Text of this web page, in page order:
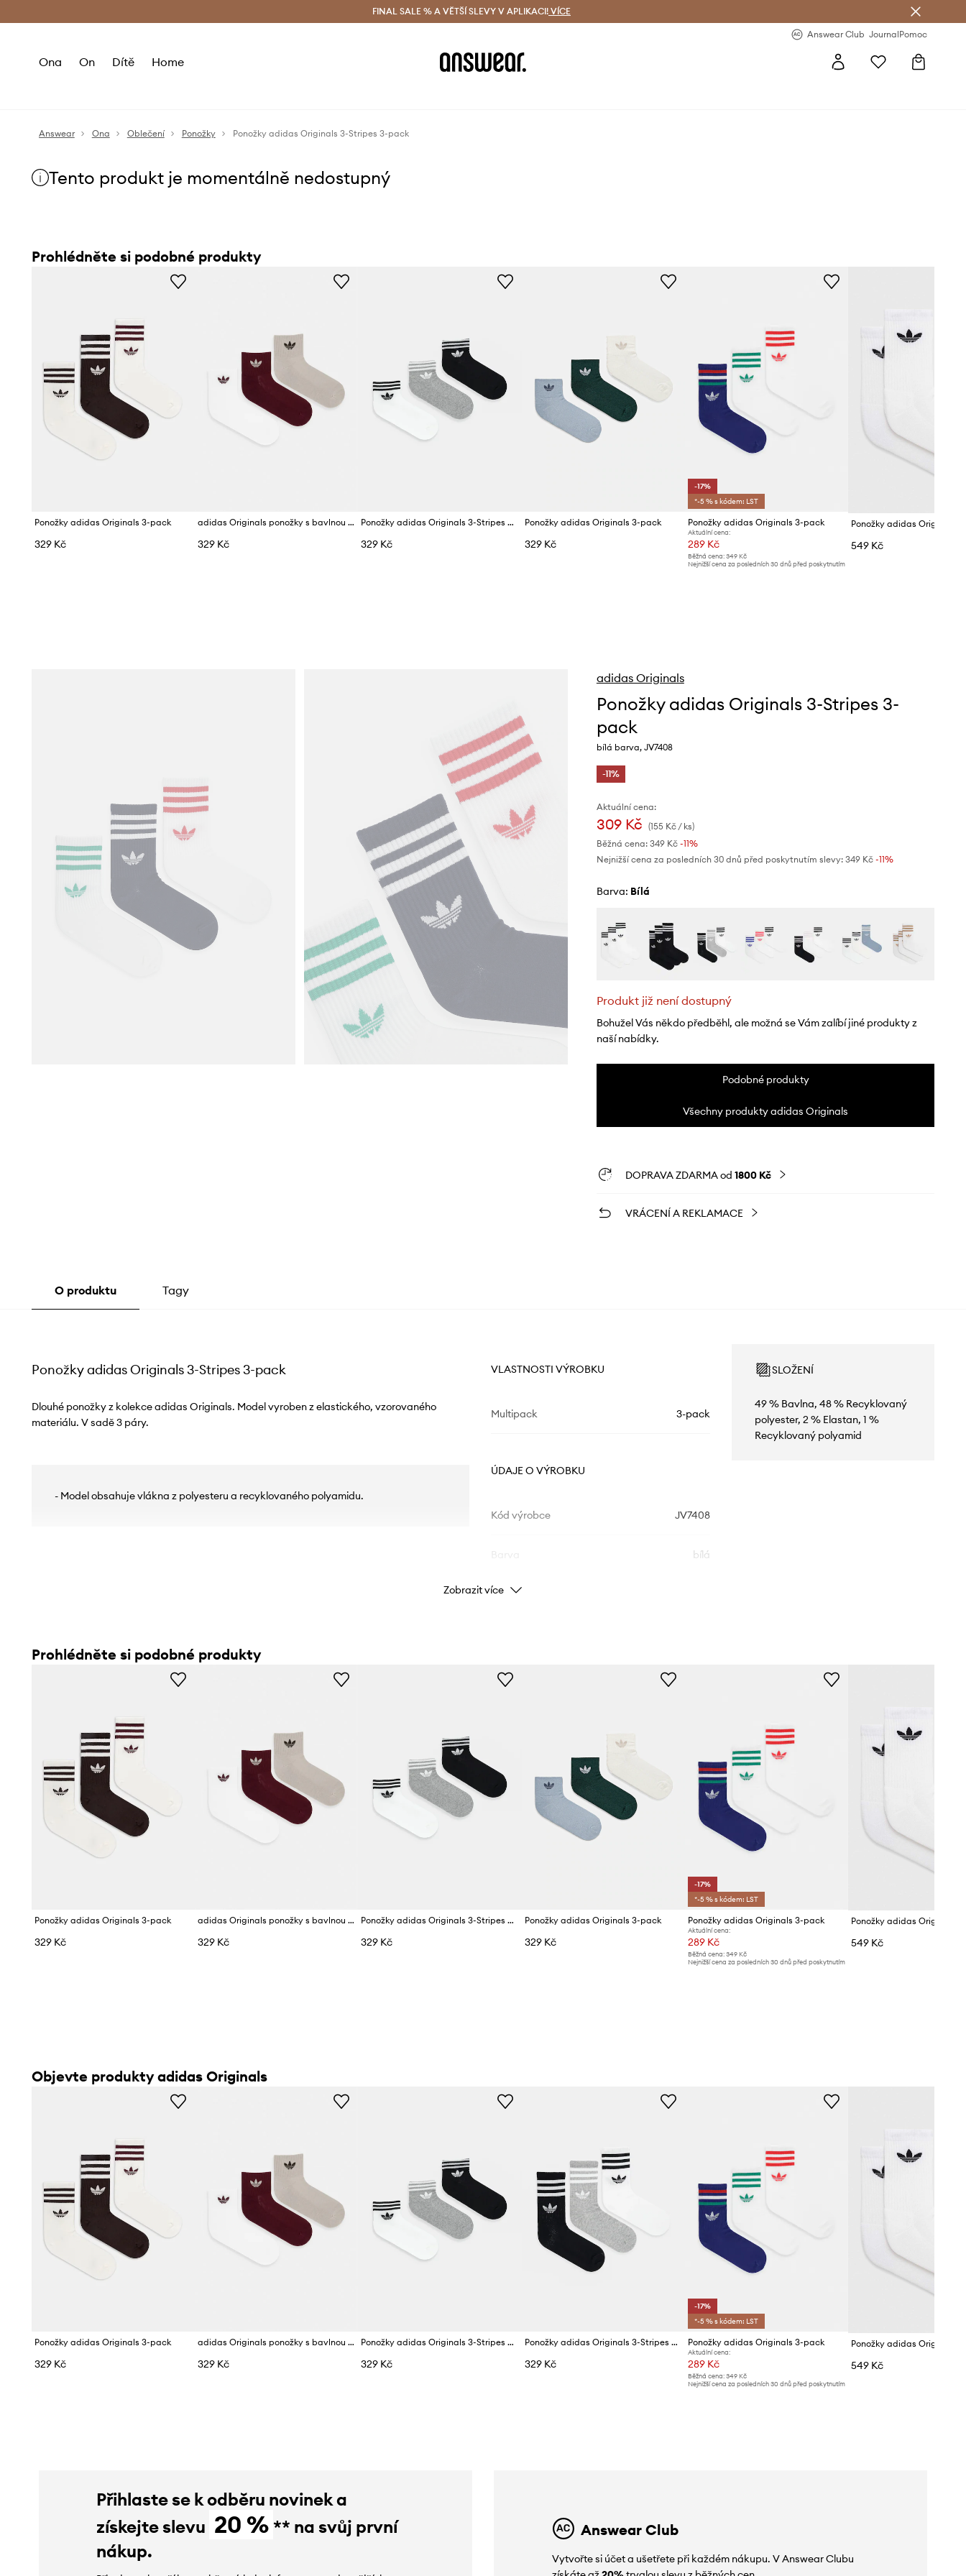
Doručení a vrácení zdarma (od 1800 Kč) Doručení i do 24 h
FINAL SALE % A VĚTŠÍ SLEVY V APLIKACI! VÍCE
Answear Club JournalPomoc
Ona On Dítě Home
Answear Ona Oblečení Ponožky Ponožky adidas Originals 3-Stripes 3-pack
Tento produkt je momentálně nedostupný
Prohlédněte si podobné produkty
Ponožky adidas Originals 3-pack
329 Kč
adidas Originals ponožky s bavlnou 3-pack
329 Kč
Ponožky adidas Originals 3-Stripes 3-pack
329 Kč
Ponožky adidas Originals 3-pack
329 Kč
-17%
*-5 % s kódem: LST
Ponožky adidas Originals 3-pack
Aktuální cena:
289 Kč
Běžná cena:349 Kč
Nejnižší cena za posledních 30 dnů před poskytnutím
Ponožky adidas Originals
549 Kč
adidas Originals
Ponožky adidas Originals 3-Stripes 3-
pack
bílá barva, JV7408
-11%
Aktuální cena:
309 Kč (155 Kč / ks)
Běžná cena: 349 Kč-11%
Nejnižší cena za posledních 30 dnů před poskytnutím slevy: 349 Kč -11%
Barva: bílá
Produkt již není dostupný
Bohužel Vás někdo předběhl, ale možná se Vám zalíbí jiné produkty z
naší nabídky.
Podobné produkty
Všechny produkty adidas Originals
DOPRAVA ZDARMA od 1800 Kč
VRÁCENÍ A REKLAMACE
O produktu Tagy
Ponožky adidas Originals 3-Stripes 3-pack
Dlouhé ponožky z kolekce adidas Originals. Model vyroben z elastického, vzorovaného
materiálu. V sadě 3 páry.
- Model obsahuje vlákna z polyesteru a recyklovaného polyamidu.
VLASTNOSTI VÝROBKU
Multipack 3-pack
ÚDAJE O VÝROBKU
Kód výrobce JV7408
bílá
Značka
ID produktu
SLOŽENÍ
49 % Bavlna, 48 % Recyklovaný
polyester, 2 % Elastan, 1 %
Recyklovaný polyamid
Zobrazit více
Prohlédněte si podobné produkty
Ponožky adidas Originals 3-pack
329 Kč
adidas Originals ponožky s bavlnou 3-pack
329 Kč
Ponožky adidas Originals 3-Stripes 3-pack
329 Kč
Ponožky adidas Originals 3-pack
329 Kč
-17%
*-5 % s kódem: LST
Ponožky adidas Originals 3-pack
Aktuální cena:
289 Kč
Běžná cena:349 Kč
Nejnižší cena za posledních 30 dnů před poskytnutím
Ponožky adidas Originals
549 Kč
Objevte produkty adidas Originals
Ponožky adidas Originals 3-pack
329 Kč
adidas Originals ponožky s bavlnou 3-pack
329 Kč
Ponožky adidas Originals 3-Stripes 3-pack
329 Kč
Ponožky adidas Originals 3-Stripes 3-pack
329 Kč
-17%
*-5 % s kódem: LST
Ponožky adidas Originals 3-pack
Aktuální cena:
289 Kč
Běžná cena:349 Kč
Nejnižší cena za posledních 30 dnů před poskytnutím
Ponožky adidas Originals
549 Kč
Přihlaste se k odběru novinek a
získejte slevu 20 % ** na svůj první
nákup.
Answear Club
Vytvořte si účet a ušetřete při každém nákupu. V Answear Clubu